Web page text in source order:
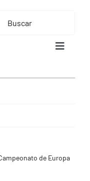
Toggle
de Europa